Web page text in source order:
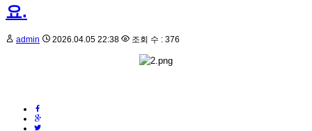
요.
admin 2026.04.05 22:38 조회 수 : 376